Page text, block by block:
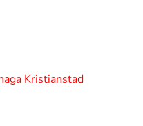
Kristianstad